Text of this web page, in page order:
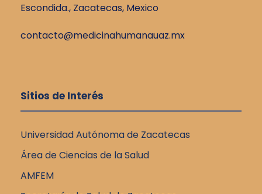
Escondida., Zacatecas, Mexico
contacto@medicinahumanauaz.mx
Sitios de Interés
Universidad Autónoma de Zacatecas
Área de Ciencias de la Salud
AMFEM